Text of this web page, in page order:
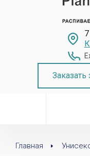
Заказать
Главная